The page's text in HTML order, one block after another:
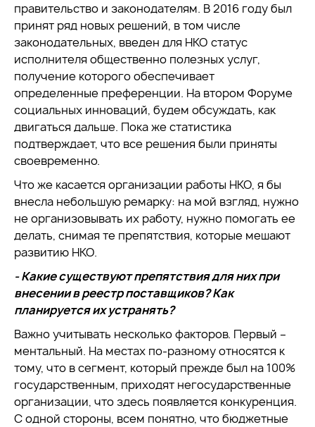
правительство и законодателям. В 2016 году был
принят ряд новых решений, в том числе
законодательных, введен для НКО статус
исполнителя общественно полезных услуг,
получение которого обеспечивает
определенные преференции. На втором Форуме
социальных инноваций, будем обсуждать, как
двигаться дальше. Пока же статистика
подтверждает, что все решения были приняты
своевременно.
Что же касается организации работы НКО, я бы
внесла небольшую ремарку: на мой взгляд, нужно
не организовывать их работу, нужно помогать ее
делать, снимая те препятствия, которые мешают
развитию НКО.
- Какие существуют препятствия для них при
внесении в реестр поставщиков? Как
планируется их устранять?
Важно учитывать несколько факторов. Первый –
ментальный. На местах по-разному относятся к
тому, что в сегмент, который прежде был на 100%
государственным, приходят негосударственные
организации, что здесь появляется конкуренция.
С одной стороны, всем понятно, что бюджетные